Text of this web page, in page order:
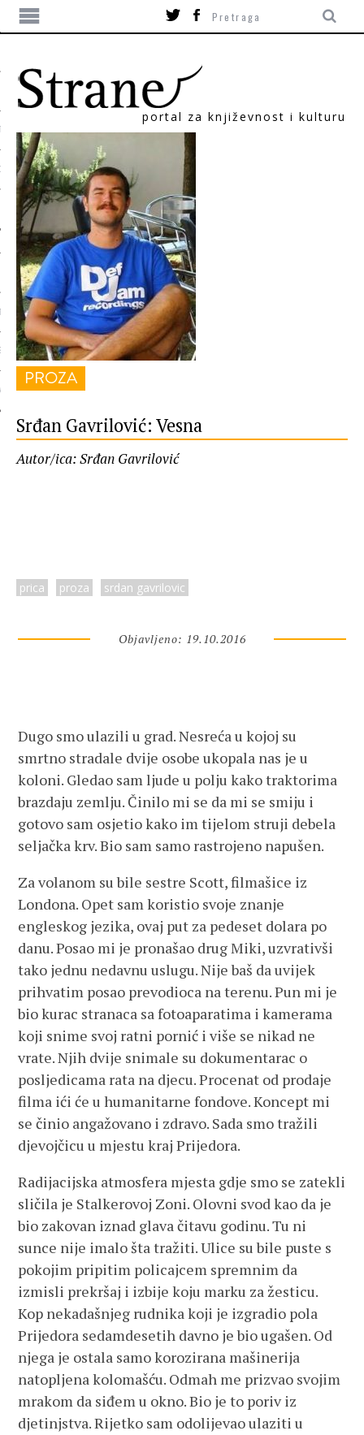
portal za književnost i kulturu
PROZA
Srđan Gavrilović: Vesna
Autor/ica: Srđan Gavrilović
prica proza srdan gavrilovic
Objavljeno: 19.10.2016
Dugo smo ulazili u grad. Nesreća u kojoj su
smrtno stradale dvije osobe ukopala nas je u
koloni. Gledao sam ljude u polju kako traktorima
brazdaju zemlju. Činilo mi se da mi se smiju i
gotovo sam osjetio kako im tijelom struji debela
seljačka krv. Bio sam samo rastrojeno napušen.
Za volanom su bile sestre Scott, filmašice iz
Londona. Opet sam koristio svoje znanje
engleskog jezika, ovaj put za pedeset dolara po
danu. Posao mi je pronašao drug Miki, uzvrativši
tako jednu nedavnu uslugu. Nije baš da uvijek
prihvatim posao prevodioca na terenu. Pun mi je
bio kurac stranaca sa fotoaparatima i kamerama
koji snime svoj ratni pornić i više se nikad ne
vrate. Njih dvije snimale su dokumentarac o
posljedicama rata na djecu. Procenat od prodaje
filma ići će u humanitarne fondove. Koncept mi
se činio angažovano i zdravo. Sada smo tražili
djevojčicu u mjestu kraj Prijedora.
Radijacijska atmosfera mjesta gdje smo se zatekli
sličila je Stalkerovoj Zoni. Olovni svod kao da je
bio zakovan iznad glava čitavu godinu. Tu ni
sunce nije imalo šta tražiti. Ulice su bile puste s
pokojim pripitim policajcem spremnim da
izmisli prekršaj i izbije koju marku za žesticu.
Kop nekadašnjeg rudnika koji je izgradio pola
Prijedora sedamdesetih davno je bio ugašen. Od
njega je ostala samo korozirana mašinerija
natopljena kolomašću. Odmah me prizvao svojim
mrakom da siđem u okno. Bio je to poriv iz
djetinjstva. Rijetko sam odolijevao ulaziti u